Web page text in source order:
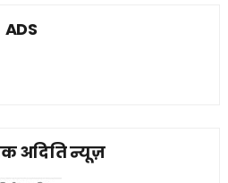
ADS
अदिति न्यूज़